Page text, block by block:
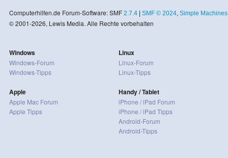
Computerhilfen.de Forum-Software: SMF 2.7.4| SMF © 2024, Simple Machines
© 2001-2026, Lewis Media. Alle Rechte vorbehalten
Windows
Windows-Forum
Windows-Tipps
Apple
Apple Mac Forum
Apple Tipps
Linux
Linux-Forum
Linux-Tipps
Handy / Tablet
iPhone / iPad Forum
iPhone / iPad Tipps
Android-Forum
Android-Tipps